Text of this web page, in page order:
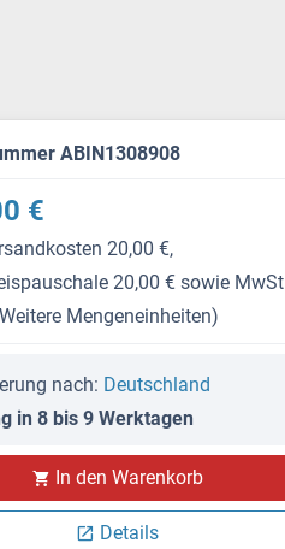
ABIN1308908
€
20,00 €,
20,00 € sowie MwSt
Mengeneinheiten)
nach: Deutschland
in 8 bis 9 Werktagen
In den Warenkorb
Details